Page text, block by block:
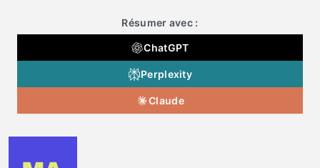
Résumer avec :
ChatGPT
Perplexity
Claude